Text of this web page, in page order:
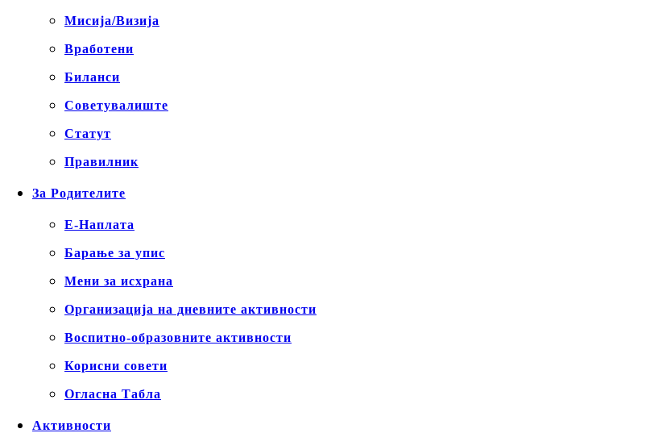
Мисија/Визија
Вработени
Биланси
Советувалиште
Статут
Правилник
За Родителите
Е-Наплата
Барање за упис
Мени за исхрана
Организација на дневните активности
Воспитно-образовните активности
Корисни совети
Огласна Табла
Активности